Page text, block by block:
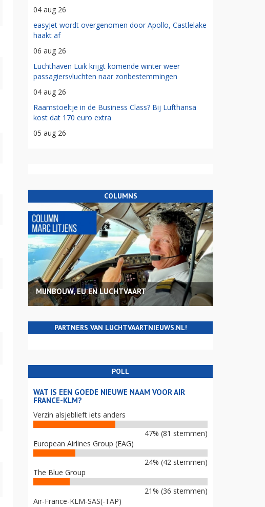
04 aug 26
easyJet wordt overgenomen door Apollo, Castlelake
haakt af
06 aug 26
Luchthaven Luik krijgt komende winter weer
passagiersvluchten naar zonbestemmingen
04 aug 26
Raamstoeltje in de Business Class? Bij Lufthansa
kost dat 170 euro extra
05 aug 26
COLUMNS
MIJNBOUW, EU EN LUCHTVAART
PARTNERS VAN LUCHTVAARTNIEUWS.NL!
POLL
WAT IS EEN GOEDE NIEUWE NAAM VOOR AIR
FRANCE-KLM?
Verzin alsjeblieft iets anders
47% (81 stemmen)
European Airlines Group (EAG)
24% (42 stemmen)
The Blue Group
21% (36 stemmen)
Air-France-KLM-SAS(-TAP)